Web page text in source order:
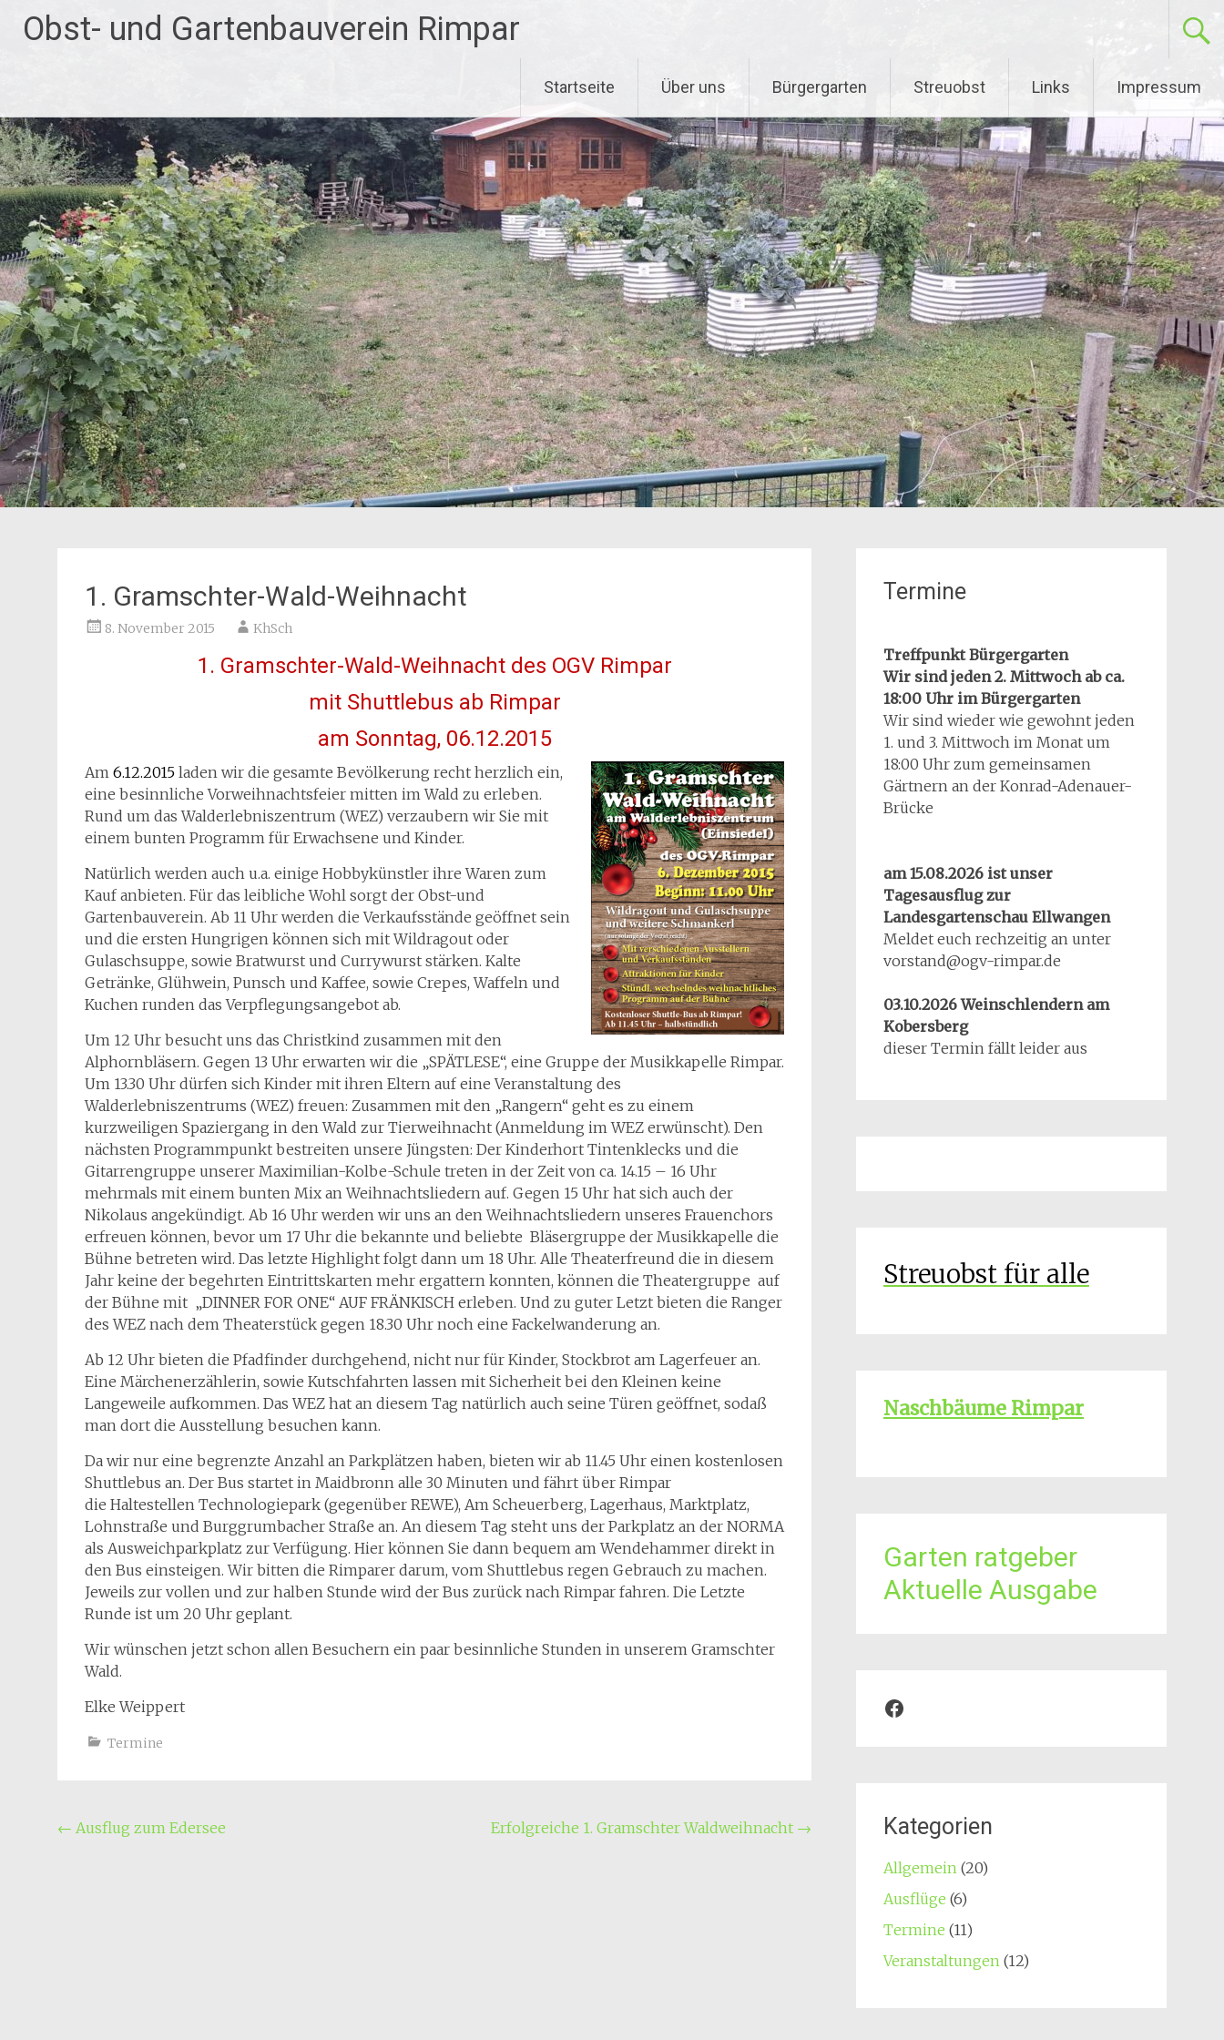
InhaltObst- und Gartenbauverein Rimpar
Startseite Über uns Bürgergarten Streuobst Links Impressum
1. Gramschter-Wald-Weihnacht
8. November 2015 KhSch
1. Gramschter-Wald-Weihnacht des OGV Rimpar
mit Shuttlebus ab Rimpar
am Sonntag, 06.12.2015
Am 6.12.2015 laden wir die gesamte Bevölkerung recht herzlich ein,
eine besinnliche Vorweihnachtsfeier mitten im Wald zu erleben.
Rund um das Walderlebniszentrum (WEZ) verzaubern wir Sie mit
einem bunten Programm für Erwachsene und Kinder.
Natürlich werden auch u.a. einige Hobbykünstler ihre Waren zum
Kauf anbieten. Für das leibliche Wohl sorgt der Obst-und
Gartenbauverein. Ab 11 Uhr werden die Verkaufsstände geöffnet sein
und die ersten Hungrigen können sich mit Wildragout oder
Gulaschsuppe, sowie Bratwurst und Currywurst stärken. Kalte
Getränke, Glühwein, Punsch und Kaffee, sowie Crepes, Waffeln und
Kuchen runden das Verpflegungsangebot ab.
Um 12 Uhr besucht uns das Christkind zusammen mit den
Alphornbläsern. Gegen 13 Uhr erwarten wir die „SPÄTLESE“, eine Gruppe der Musikkapelle Rimpar.
Um 13.30 Uhr dürfen sich Kinder mit ihren Eltern auf eine Veranstaltung des
Walderlebniszentrums (WEZ) freuen: Zusammen mit den „Rangern“ geht es zu einem
kurzweiligen Spaziergang in den Wald zur Tierweihnacht (Anmeldung im WEZ erwünscht). Den
nächsten Programmpunkt bestreiten unsere Jüngsten: Der Kinderhort Tintenklecks und die
Gitarrengruppe unserer Maximilian-Kolbe-Schule treten in der Zeit von ca. 14.15 – 16 Uhr
mehrmals mit einem bunten Mix an Weihnachtsliedern auf. Gegen 15 Uhr hat sich auch der
Nikolaus angekündigt. Ab 16 Uhr werden wir uns an den Weihnachtsliedern unseres Frauenchors
erfreuen können, bevor um 17 Uhr die bekannte und beliebte Bläsergruppe der Musikkapelle die
Bühne betreten wird. Das letzte Highlight folgt dann um 18 Uhr. Alle Theaterfreund die in diesem
Jahr keine der begehrten Eintrittskarten mehr ergattern konnten, können die Theatergruppe auf
der Bühne mit „DINNER FOR ONE“ AUF FRÄNKISCH erleben. Und zu guter Letzt bieten die Ranger
des WEZ nach dem Theaterstück gegen 18.30 Uhr noch eine Fackelwanderung an.
Ab 12 Uhr bieten die Pfadfinder durchgehend, nicht nur für Kinder, Stockbrot am Lagerfeuer an.
Eine Märchenerzählerin, sowie Kutschfahrten lassen mit Sicherheit bei den Kleinen keine
Langeweile aufkommen. Das WEZ hat an diesem Tag natürlich auch seine Türen geöffnet, sodaß
man dort die Ausstellung besuchen kann.
Da wir nur eine begrenzte Anzahl an Parkplätzen haben, bieten wir ab 11.45 Uhr einen kostenlosen
Shuttlebus an. Der Bus startet in Maidbronn alle 30 Minuten und fährt über Rimpar
die Haltestellen Technologiepark (gegenüber REWE), Am Scheuerberg, Lagerhaus, Marktplatz,
Lohnstraße und Burggrumbacher Straße an. An diesem Tag steht uns der Parkplatz an der NORMA
als Ausweichparkplatz zur Verfügung. Hier können Sie dann bequem am Wendehammer direkt in
den Bus einsteigen. Wir bitten die Rimparer darum, vom Shuttlebus regen Gebrauch zu machen.
Jeweils zur vollen und zur halben Stunde wird der Bus zurück nach Rimpar fahren. Die Letzte
Runde ist um 20 Uhr geplant.
Wir wünschen jetzt schon allen Besuchern ein paar besinnliche Stunden in unserem Gramschter
Wald.
Elke Weippert
Termine
Beitragsnavigation
← Ausflug zum Edersee Erfolgreiche 1. Gramschter Waldweihnacht →
Termine
Treffpunkt Bürgergarten
Wir sind jeden 2. Mittwoch ab ca.
18:00 Uhr im Bürgergarten
Wir sind wieder wie gewohnt jeden
1. und 3. Mittwoch im Monat um
18:00 Uhr zum gemeinsamen
Gärtnern an der Konrad-Adenauer-
Brücke
am 15.08.2026 ist unser
Tagesausflug zur
Landesgartenschau Ellwangen
Meldet euch rechzeitig an unter
vorstand@ogv-rimpar.de
03.10.2026 Weinschlendern am
Kobersberg
dieser Termin fällt leider aus
Streuobst für alle
Naschbäume Rimpar
Garten ratgeber
Aktuelle Ausgabe
Facebook
Kategorien
Allgemein(20)
Ausflüge (6)
Termine (11)
Veranstaltungen(12)